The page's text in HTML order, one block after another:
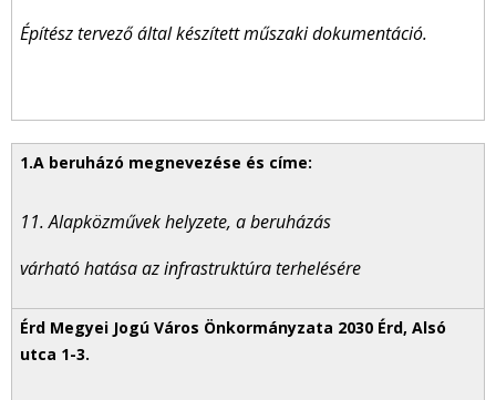
Építész tervező által készített műszaki dokumentáció.
11. Alapközművek helyzete, a beruházás
várható hatása az infrastruktúra terhelésére